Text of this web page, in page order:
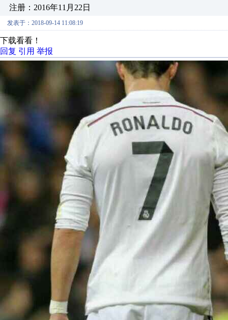
注册：2016年11月22日
发表于：2018-09-14 11:08:19
下载看看！
回复 引用 举报